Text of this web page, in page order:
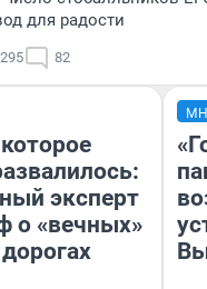
для радости
82
эксперт
о «вечных»